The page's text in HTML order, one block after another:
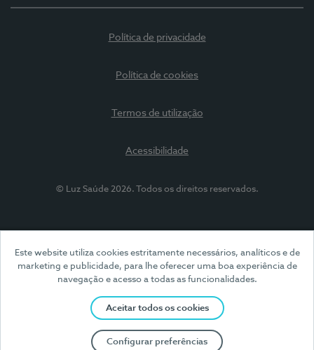
Este website utiliza cookies estritamente necessários, analíticos e de
marketing e publicidade, para lhe oferecer uma boa experiência de
navegação e acesso a todas as funcionalidades.
Aceitar todos os cookies
Configurar preferências
Política de privacidade
Política de cookies
Termos de utilização
Acessibilidade
© Luz Saúde 2026. Todos os direitos reservados.